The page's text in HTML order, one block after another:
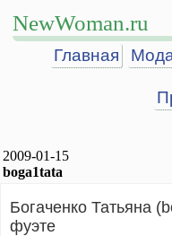
NewWoman.ru
Главная
2009-01-15
boga1tata
Богаченко Татьяна
фуэте